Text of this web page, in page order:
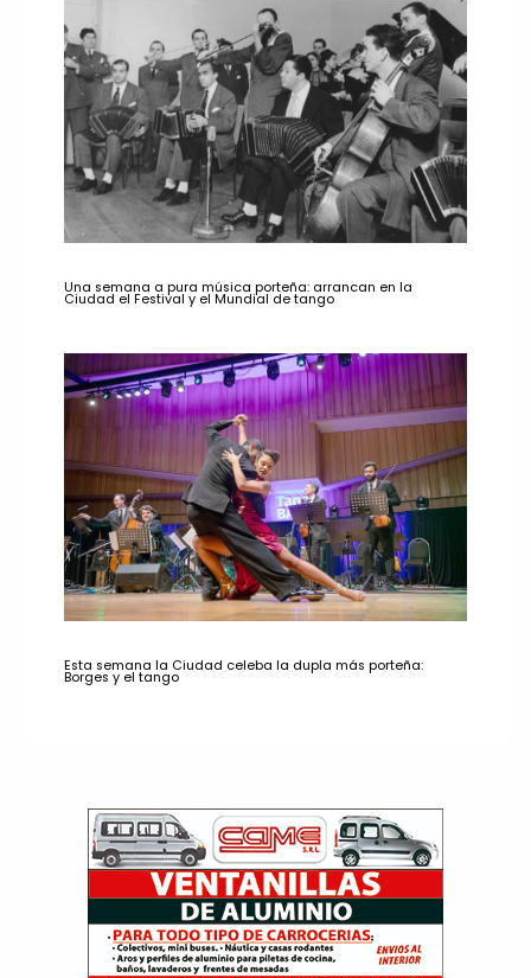
Una semana a pura música porteña: arrancan en la
Ciudad el Festival y el Mundial de tango
Esta semana la Ciudad celeba la dupla más porteña:
Borges y el tango